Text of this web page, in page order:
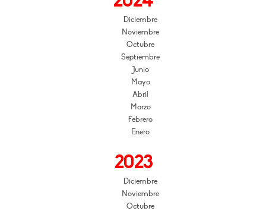
Diciembre
Noviembre
Octubre
Septiembre
Junio
Mayo
Abril
Marzo
Febrero
Enero
2023
Diciembre
Noviembre
Octubre